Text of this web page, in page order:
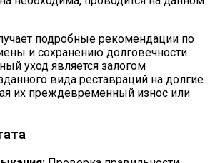
подробные рекомендации по
и сохранению долговечности
уход является залогом
вида реставраций на долгие
их преждевременный износ или